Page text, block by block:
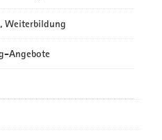
Weiterbildung
Angebote